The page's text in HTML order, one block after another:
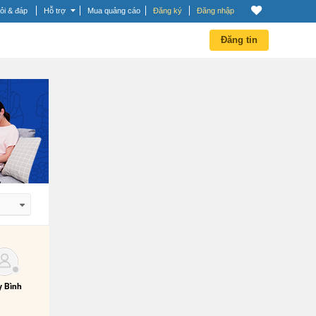
& đáp Hỗ trợ Mua quảng cáo Đăng ký Đăng nhập
Đăng tin
Bình